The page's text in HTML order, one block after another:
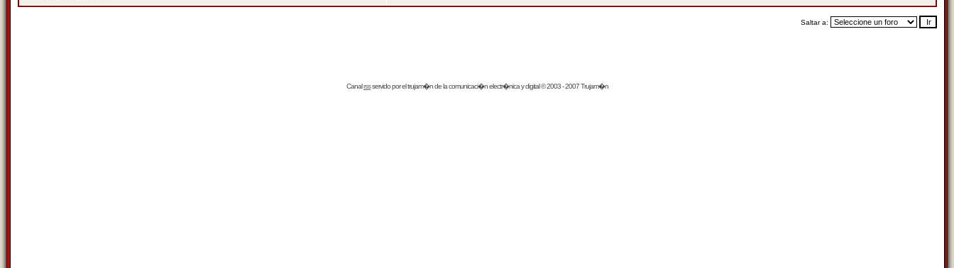
Saltar a:
Canalrssservido por eltrujam�nde la comunicaci�n electr�nica y digital © 2003 - 2007 Trujam�n